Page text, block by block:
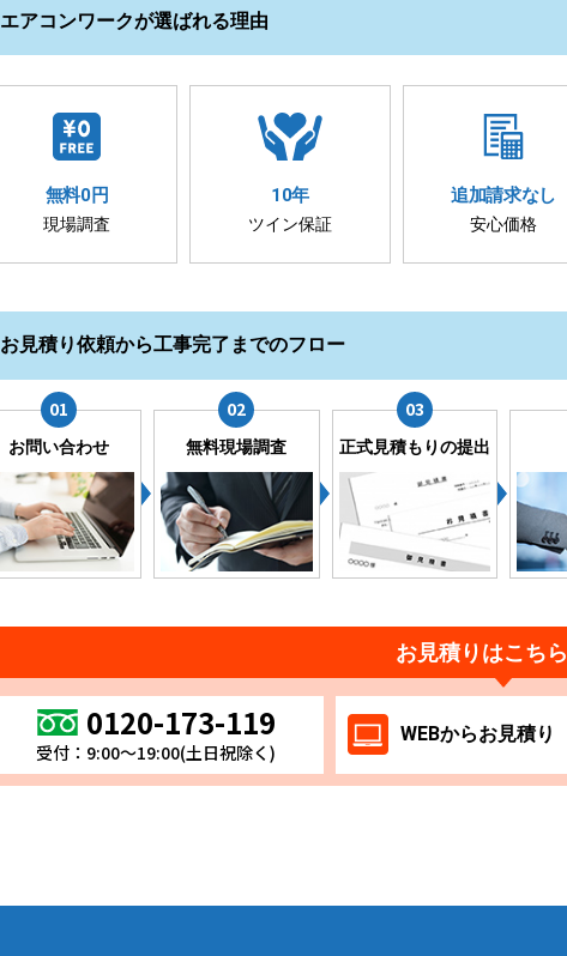
エアコンワークが選ばれる理由
無料0円
現場調査
10年
ツイン保証
追加請求なし
安心価格
お見積り依頼から工事完了までのフロー
お問い合わせ 無料現場調査 正式見積もりの提出
お見積りはこち
0120-173-119
受付：9:00～19:00(土日祝除く)
WEBからお見積り